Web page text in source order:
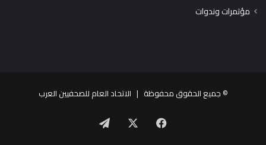
مؤتمرات وندوات
© جميع الحقوق محفوظة | الاتحاد العام للصحفيين العرب
فيسبوك تيلقرام